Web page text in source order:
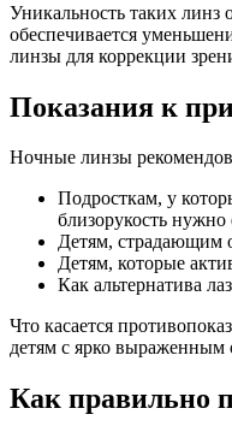
Уникальность таких
обеспечивается
линзы для коррекции
Показания к
Ночные линзы
Подросткам, у
близорукость нужно
Детям, страдающим
Детям, которые
Как альтернатива
Что касается
детям с ярко выраженным
Как правильно